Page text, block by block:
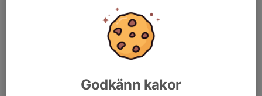
Godkänn kakor